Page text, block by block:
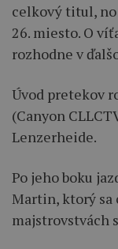
celkový titul, no
26. miesto. O
rozhodne v
Úvod pretekov
(Canyon
Lenzerheide.
Po jeho boku
Martin, ktorý sa
majstrovstvách